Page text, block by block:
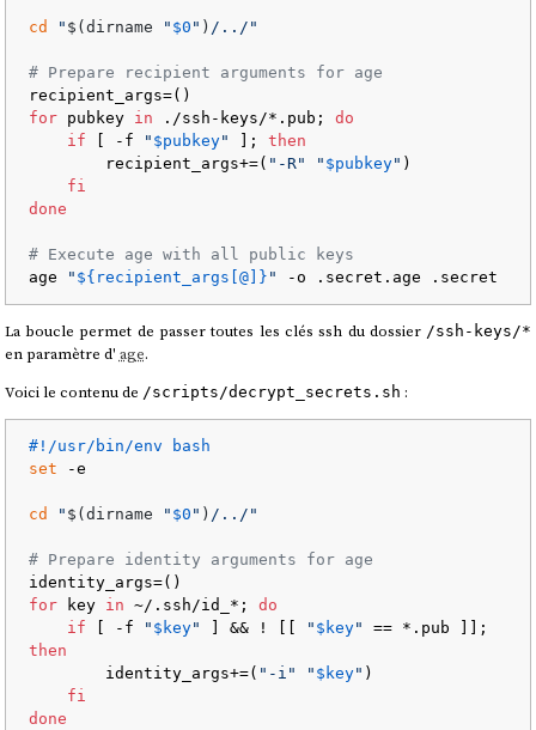
cd " $(dirname " $0 " ) /../"
# Prepare recipient arguments for age
for pubkey in ./ssh-keys/*.pub; do
if [ -f " $pubkey" ]; then
        recipient_args+=(
"-R" " $pubkey" )
fi
done
# Execute age with all public keys
age
" ${recipient_args[@]} "
La boucle permet de passer toutes les clés ssh du dossier /ssh-keys/*
en paramètre d'age.
Voici le contenu de /scripts/decrypt_secrets.sh :
#!/usr/bin/env bash
set -e
cd " $(dirname " $0 " ) /../"
# Prepare identity arguments for age
for key in ~/.ssh/id_*; do
if [ -f " $key" ] && ! [[ " $key"
then
        identity_args+=(
"-i" " $key" )
fi
done